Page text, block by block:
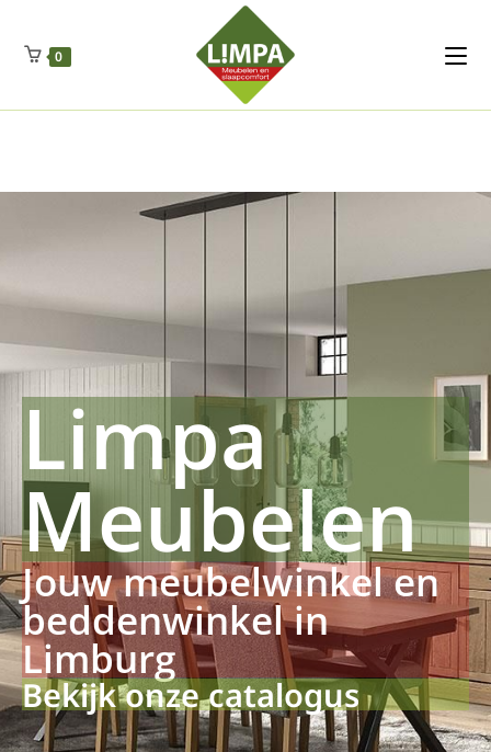
Regenschut
Drueckerpro
Fettsauren Dekemax Kapselmed
Luftkuhlen Zauberfan Netzfenste Insektensc
0
Limpa
Meubelen
Jouw meubelwinkel en
beddenwinkel in
Limburg
Bekijk onze catalogus